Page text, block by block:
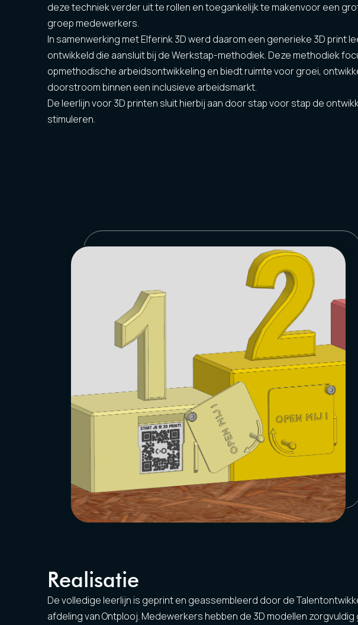
deze techniek verder uit te rollen en toegankelijk te makenvoor een
groep medewerkers.
In samenwerking met Elferink 3D werd daarom een generieke 3D print
ontwikkeld die aansluit bij de Werkstap-methodiek. Deze methodiek
opmethodische arbeidsontwikkeling en biedt ruimte voor groei,
doorstroom binnen een inclusieve arbeidsmarkt.
De leerlijn voor 3D printen sluit hierbij aan door stap voor stap de
stimuleren.
Realisatie
De volledige leerlijn is geprint en geassembleerd door de
afdeling van Ontplooj. Medewerkers hebben de 3D modellen zorgvuldig